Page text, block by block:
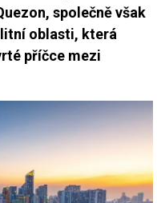
společně však
oblasti, která
příčce mezi